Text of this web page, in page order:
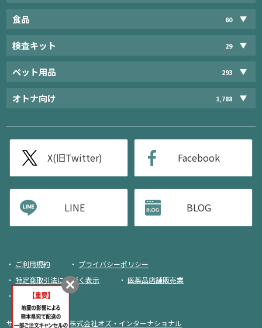
食品 60
検査キット 29
ペット用品 293
オトナ向け 1,788
X(旧Twitter) Facebook
LINE BLOG
ご利用規約
プライバシーポリシー
特定商取引法に基づく表示
医薬品店舗販売業
荷物追跡
サイト運営・企画： 株式会社オズ・インターナショナル